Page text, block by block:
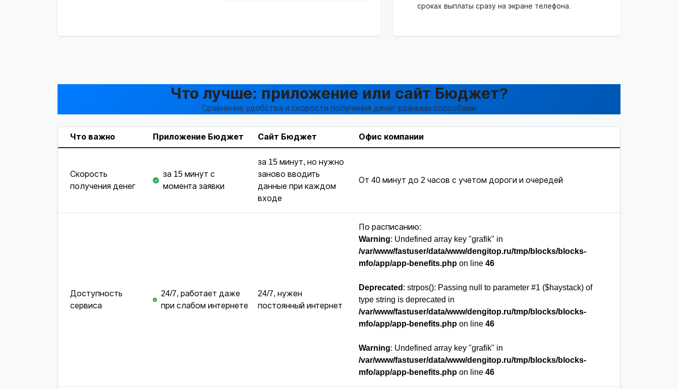
сроках выплаты сразу на экране телефона.
Что лучше: приложение или сайт Бюджет?
Сравнение удобства и скорости получения денег разными способами
Что важно Приложение Бюджет Сайт Бюджет Офис компании
Скорость
получения денег
за 15 минут с
момента заявки
за 15 минут, но нужно
заново вводить
данные при каждом
входе
От 40 минут до 2 часов с учетом дороги и очередей
Доступность
сервиса
24/7, работает даже
при слабом интернете
24/7, нужен
постоянный интернет
По расписанию:
Warning: Undefined array key "grafik" in
/var/www/fastuser/data/www/dengitop.ru/tmp/blocks/blocks-
mfo/app/app-benefits.php on line 46
Deprecated : strpos(): Passing null to parameter #1 ($haystack) of
type string is deprecated in
/var/www/fastuser/data/www/dengitop.ru/tmp/blocks/blocks-
mfo/app/app-benefits.php on line 46
Warning: Undefined array key "grafik" in
/var/www/fastuser/data/www/dengitop.ru/tmp/blocks/blocks-
mfo/app/app-benefits.php on line 46